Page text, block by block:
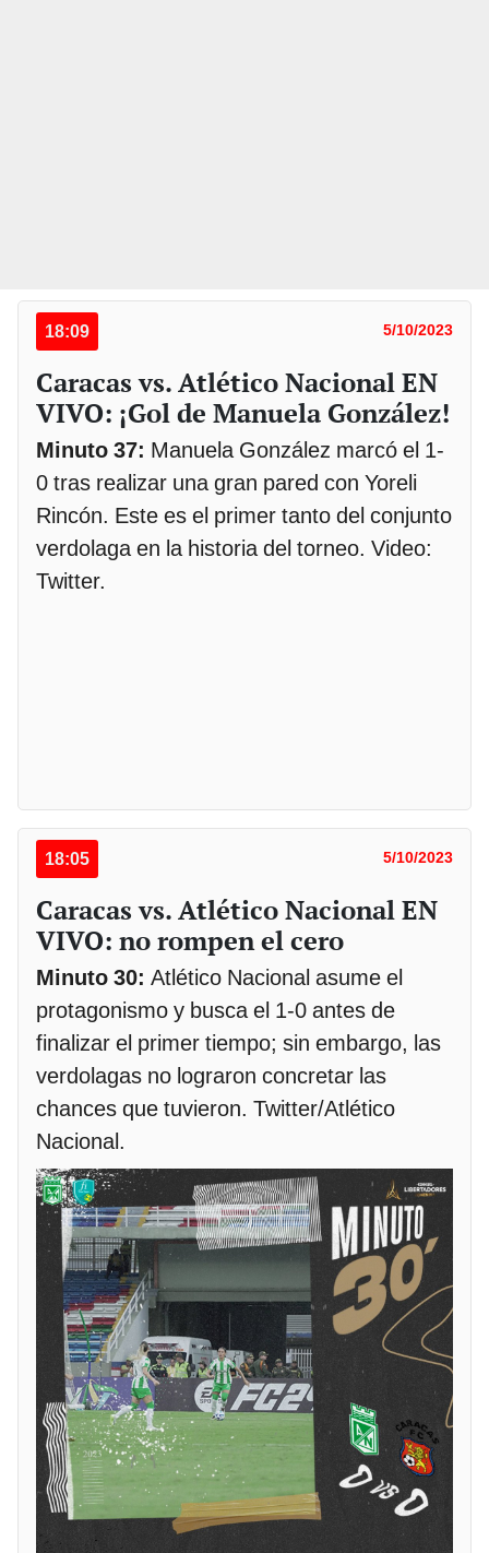
18:09 5/10/2023
Caracas vs. Atlético Nacional EN
VIVO: ¡Gol de Manuela González!
Minuto 37: Manuela González marcó el 1-
0 tras realizar una gran pared con Yoreli
Rincón. Este es el primer tanto del conjunto
verdolaga en la historia del torneo. Video:
Twitter.
18:05 5/10/2023
Caracas vs. Atlético Nacional EN
VIVO: no rompen el cero
Minuto 30: Atlético Nacional asume el
protagonismo y busca el 1-0 antes de
finalizar el primer tiempo; sin embargo, las
verdolagas no lograron concretar las
chances que tuvieron. Twitter/Atlético
Nacional.